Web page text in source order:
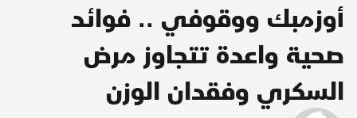
أوزمبك ووقوفي .. فوائد
صحية واعدة تتجاوز مرض
السكري وفقدان الوزن